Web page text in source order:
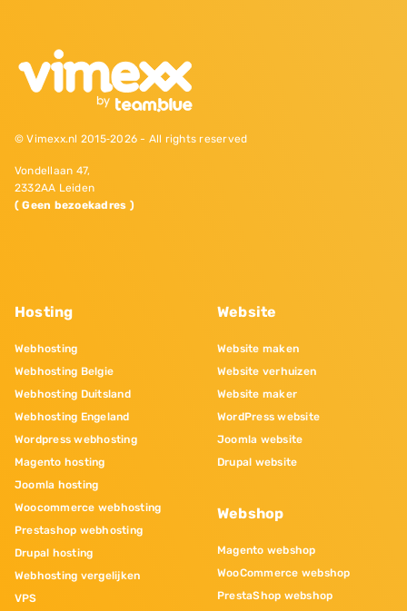
© Vimexx.nl 2015‐2026 - All rights reserved
Vondellaan 47,
2332AA Leiden
( Geen bezoekadres )
Hosting
Webhosting
Webhosting Belgie
Webhosting Duitsland
Webhosting Engeland
Wordpress webhosting
Magento hosting
Joomla hosting
Woocommerce webhosting
Prestashop webhosting
Drupal hosting
Webhosting vergelijken
VPS
Website
Website maken
Website verhuizen
Website maker
WordPress website
Joomla website
Drupal website
Webshop
Magento webshop
WooCommerce webshop
PrestaShop webshop